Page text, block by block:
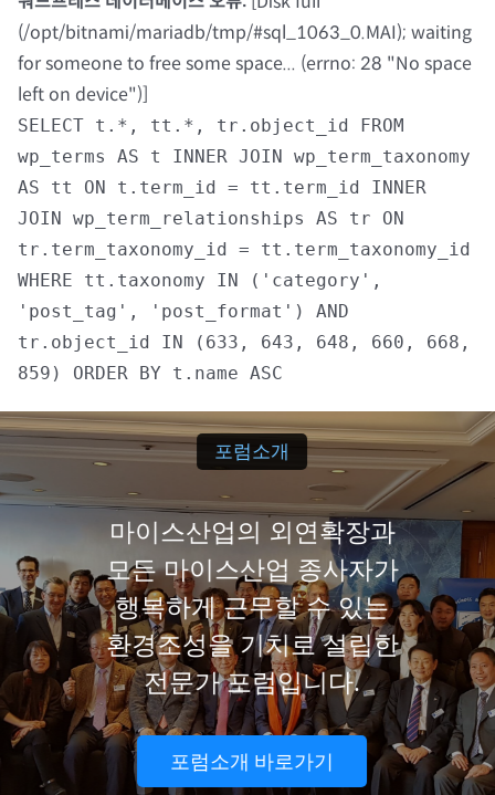
자료실
회원광장
마이페이지
회원 가입
(/opt/bitnami/mariadb/tmp/#sql_1063_0.MAI); waiting
for someone to free some space... (errno: 28 "No space
left on device")]
SELECT t.*, tt.*, tr.object_id FROM
wp_terms AS t INNER JOIN wp_term_taxonomy
AS tt ON t.term_id = tt.term_id INNER
JOIN wp_term_relationships AS tr ON
tr.term_taxonomy_id = tt.term_taxonomy_id
WHERE tt.taxonomy IN ('category',
'post_tag', 'post_format') AND
tr.object_id IN (633, 643, 648, 660, 668,
859) ORDER BY t.name ASC
포럼소개
마이스산업의 외연확장과
모든 마이스산업 종사자가
행복하게 근무할 수 있는
환경조성을 기치로 설립한
전문가 포럼입니다.
포럼소개 바로가기